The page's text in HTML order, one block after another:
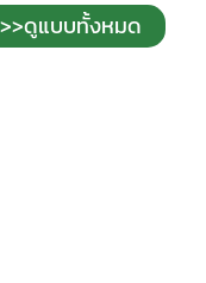
>>ดูแบบทั้งหมด